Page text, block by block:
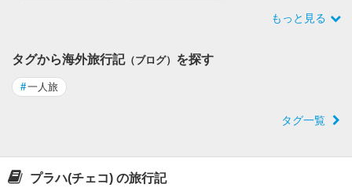
もっと見る
タグから海外旅行記（ブログ） を探す
#一人旅
タグ一覧
プラハ(チェコ) の旅行記